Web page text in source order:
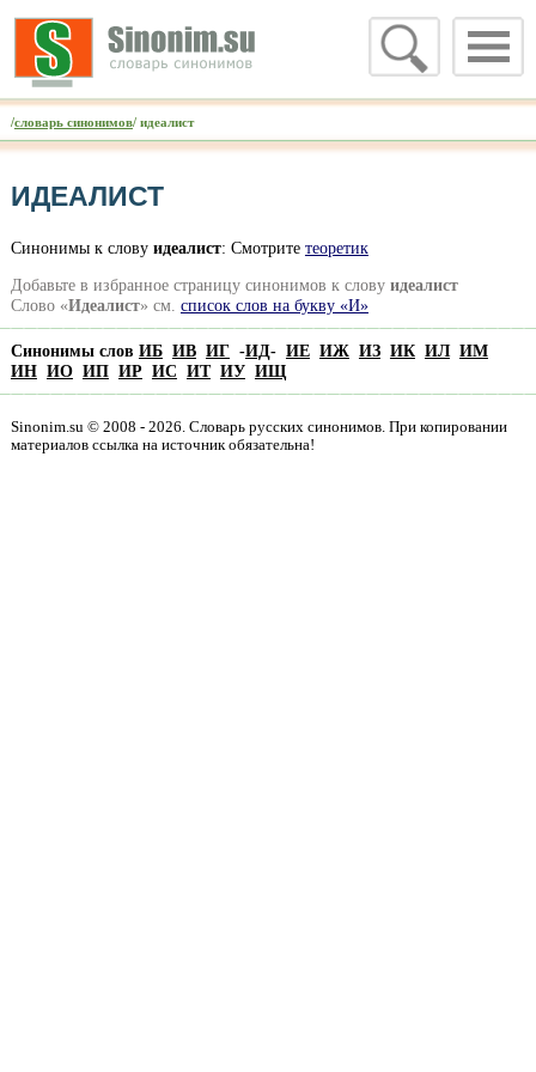
/словарь синонимов/ идеалист
ИДЕАЛИСТ
Синонимы к слову идеалист: Смотрите теоретик
Добавьте в избранное страницу синонимов к слову идеалист
Слово «Идеалист» см. список слов на букву «И»
Синонимы слов ИБ ИВ ИГ-ИД- ИЕ ИЖ ИЗ ИК ИЛ ИМ
ИН ИО ИП ИР ИС ИТ ИУ ИЩ
Sinonim.su © 2008 - 2026. Словарь русских синонимов. При копировании
материалов ссылка на источник обязательна!